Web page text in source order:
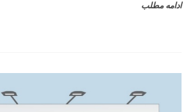
ادامه مطلب